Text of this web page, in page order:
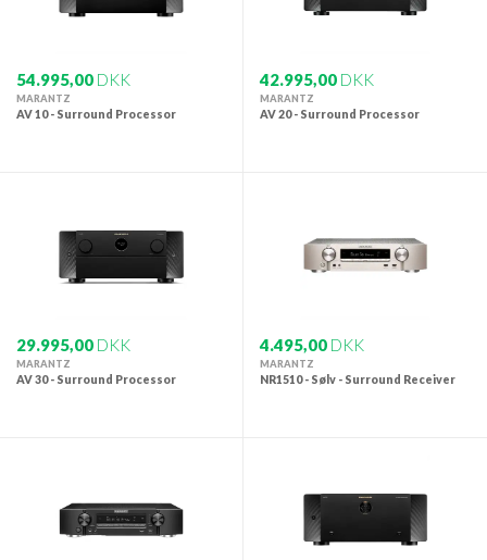
54.995,00 DKK
MARANTZ
AV 10 - Surround Processor
42.995,00 DKK
MARANTZ
AV 20 - Surround Processor
29.995,00 DKK
MARANTZ
AV 30 - Surround Processor
4.495,00 DKK
MARANTZ
NR1510 - Sølv - Surround Receiver